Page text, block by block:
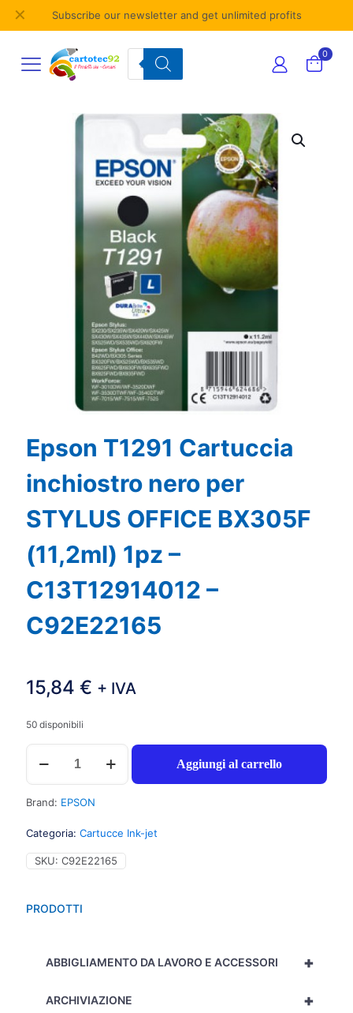
Subscribe our newsletter and get unlimited profits
✕
Products
search
0
PRODOTTI
+
ABBIGLIAMENTO DA LAVORO E ACCESSORI
+
ARCHIVIAZIONE
Epson T1291 Cartuccia
inchiostro nero per
STYLUS OFFICE BX305F
(11,2ml) 1pz –
C13T12914012 –
C92E22165
15,84 € + IVA
50 disponibili
Epson
T1291
Cartuccia
inchiostro
nero
STYLUS
OFFICE
BX305F
-
C92E22165
Aggiungi al carrello
Brand: EPSON
Categoria: Cartucce Ink-jet
SKU: C92E22165